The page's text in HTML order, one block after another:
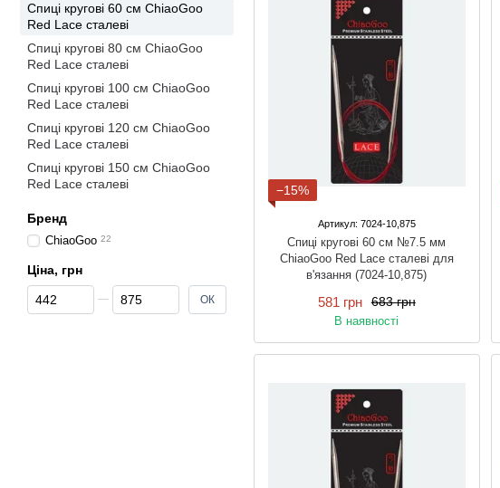
−15%
Артикул: 7024-10,875
Спиці кругові 60 см №7.5 мм
ChiaoGoo Red Lace сталеві для
в'язання (7024-10,875)
683 грн
581 грн
В наявності
Спиці кругові 60 см ChiaoGoo
Red Lace сталеві
Спиці кругові 80 см ChiaoGoo
Red Lace сталеві
Спиці кругові 100 см ChiaoGoo
Red Lace сталеві
Спиці кругові 120 см ChiaoGoo
Red Lace сталеві
Спиці кругові 150 см ChiaoGoo
Red Lace сталеві
Бренд
ChiaoGoo 22
Ціна, грн
Від Ціна, грн
До Ціна, грн ОК